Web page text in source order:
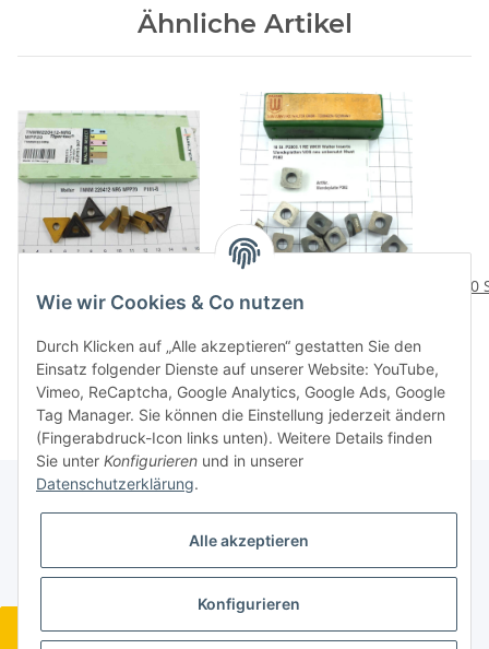
Ähnliche Artikel
WPP20 Walter NOS
P101-8
Walter Inserts
unbenutzt P382
Gesetzliche Informationen
Widerrufsbutton
Wie wir Cookies & Co nutzen
Durch Klicken auf „Alle akzeptieren“ gestatten Sie den
Einsatz folgender Dienste auf unserer Website: YouTube,
Vimeo, ReCaptcha, Google Analytics, Google Ads, Google
Tag Manager. Sie können die Einstellung jederzeit ändern
(Fingerabdruck-Icon links unten). Weitere Details finden
Sie unter Konfigurieren und in unserer
Datenschutzerklärung.
Alle akzeptieren
Konfigurieren